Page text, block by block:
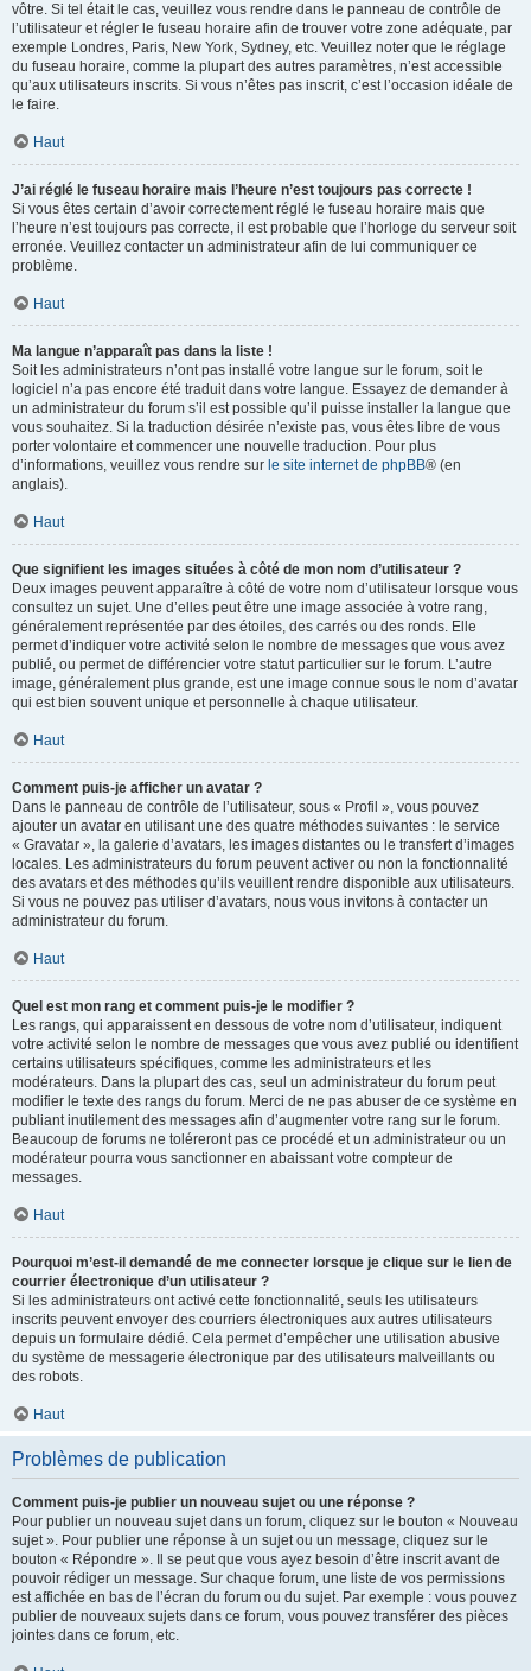
vôtre. Si tel était le cas, veuillez vous rendre dans le panneau de contrôle de
l’utilisateur et régler le fuseau horaire afin de trouver votre zone adéquate, par
exemple Londres, Paris, New York, Sydney, etc. Veuillez noter que le réglage
du fuseau horaire, comme la plupart des autres paramètres, n’est accessible
qu’aux utilisateurs inscrits. Si vous n’êtes pas inscrit, c’est l’occasion idéale de
le faire.
Haut
J’ai réglé le fuseau horaire mais l’heure n’est toujours pas correcte !
Si vous êtes certain d’avoir correctement réglé le fuseau horaire mais que
l’heure n’est toujours pas correcte, il est probable que l’horloge du serveur soit
erronée. Veuillez contacter un administrateur afin de lui communiquer ce
problème.
Haut
Ma langue n’apparaît pas dans la liste !
Soit les administrateurs n’ont pas installé votre langue sur le forum, soit le
logiciel n’a pas encore été traduit dans votre langue. Essayez de demander à
un administrateur du forum s’il est possible qu’il puisse installer la langue que
vous souhaitez. Si la traduction désirée n’existe pas, vous êtes libre de vous
porter volontaire et commencer une nouvelle traduction. Pour plus
d’informations, veuillez vous rendre sur le site internet de phpBB® (en
anglais).
Haut
Que signifient les images situées à côté de mon nom d’utilisateur ?
Deux images peuvent apparaître à côté de votre nom d’utilisateur lorsque vous
consultez un sujet. Une d’elles peut être une image associée à votre rang,
généralement représentée par des étoiles, des carrés ou des ronds. Elle
permet d’indiquer votre activité selon le nombre de messages que vous avez
publié, ou permet de différencier votre statut particulier sur le forum. L’autre
image, généralement plus grande, est une image connue sous le nom d’avatar
qui est bien souvent unique et personnelle à chaque utilisateur.
Haut
Comment puis-je afficher un avatar ?
Dans le panneau de contrôle de l’utilisateur, sous « Profil », vous pouvez
ajouter un avatar en utilisant une des quatre méthodes suivantes : le service
« Gravatar », la galerie d’avatars, les images distantes ou le transfert d’images
locales. Les administrateurs du forum peuvent activer ou non la fonctionnalité
des avatars et des méthodes qu’ils veuillent rendre disponible aux utilisateurs.
Si vous ne pouvez pas utiliser d’avatars, nous vous invitons à contacter un
administrateur du forum.
Haut
Quel est mon rang et comment puis-je le modifier ?
Les rangs, qui apparaissent en dessous de votre nom d’utilisateur, indiquent
votre activité selon le nombre de messages que vous avez publié ou identifient
certains utilisateurs spécifiques, comme les administrateurs et les
modérateurs. Dans la plupart des cas, seul un administrateur du forum peut
modifier le texte des rangs du forum. Merci de ne pas abuser de ce système en
publiant inutilement des messages afin d’augmenter votre rang sur le forum.
Beaucoup de forums ne toléreront pas ce procédé et un administrateur ou un
modérateur pourra vous sanctionner en abaissant votre compteur de
messages.
Haut
Pourquoi m’est-il demandé de me connecter lorsque je clique sur le lien de
courrier électronique d’un utilisateur ?
Si les administrateurs ont activé cette fonctionnalité, seuls les utilisateurs
inscrits peuvent envoyer des courriers électroniques aux autres utilisateurs
depuis un formulaire dédié. Cela permet d’empêcher une utilisation abusive
du système de messagerie électronique par des utilisateurs malveillants ou
des robots.
Haut
Problèmes de publication
Comment puis-je publier un nouveau sujet ou une réponse ?
Pour publier un nouveau sujet dans un forum, cliquez sur le bouton « Nouveau
sujet ». Pour publier une réponse à un sujet ou un message, cliquez sur le
bouton « Répondre ». Il se peut que vous ayez besoin d’être inscrit avant de
pouvoir rédiger un message. Sur chaque forum, une liste de vos permissions
est affichée en bas de l’écran du forum ou du sujet. Par exemple : vous pouvez
publier de nouveaux sujets dans ce forum, vous pouvez transférer des pièces
jointes dans ce forum, etc.